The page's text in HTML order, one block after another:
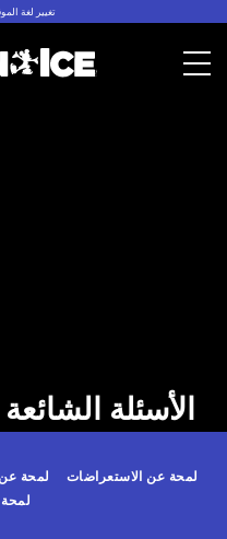
تغيير لغة
الأسئلة
الشائعة
الأسئلة الشائعة
لمحة عن الاستعراضات لمحة
لمحة